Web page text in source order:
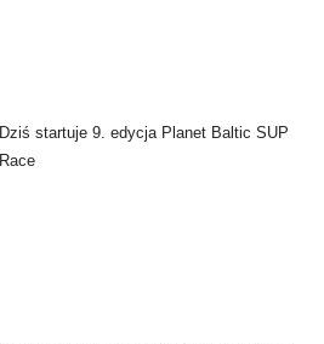
Dziś startuje 9. edycja Planet Baltic SUP
Race